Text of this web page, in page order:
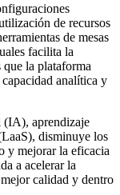
de recursos
de mesas
facilita la
la plataforma
analítica y
aprendizaje
disminuye los
y mejorar la eficacia
a acelerar la
calidad y dentro